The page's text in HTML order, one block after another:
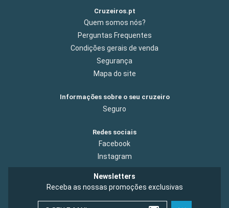
Cruzeiros.pt
Quem somos nós?
Perguntas Frequentes
Condições gerais de venda
Segurança
Mapa do site
Informações sobre o seu cruzeiro
Seguro
Redes sociais
Facebook
Instagram
Newsletters
Receba as nossas promoções exclusivas